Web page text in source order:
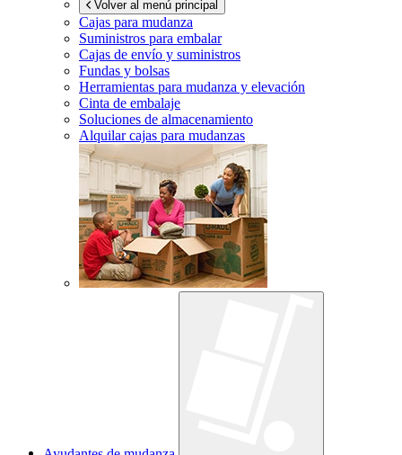
Volver al menú principal
Cajas para mudanza
Suministros para embalar
Cajas de envío y suministros
Fundas y bolsas
Herramientas para mudanza y elevación
Cinta de embalaje
Soluciones de almacenamiento
Alquilar cajas para mudanzas